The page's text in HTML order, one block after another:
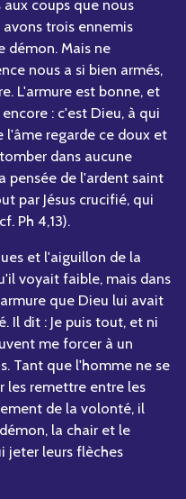
coups que nous
avons trois ennemis
démon. Mais ne
nous a si bien armés,
L'armure est bonne, et
: c'est Dieu, à qui
l'âme regarde ce doux et
dans aucune
pensée de l'ardent saint
par Jésus crucifié, qui
Ph 4,13).
et l'aiguillon de la
voyait faible, mais dans
que Dieu lui avait
Il dit : Je puis tout, et ni
me forcer à un
Tant que l'homme ne se
les remettre entre les
de la volonté, il
la chair et le
jeter leurs flèches